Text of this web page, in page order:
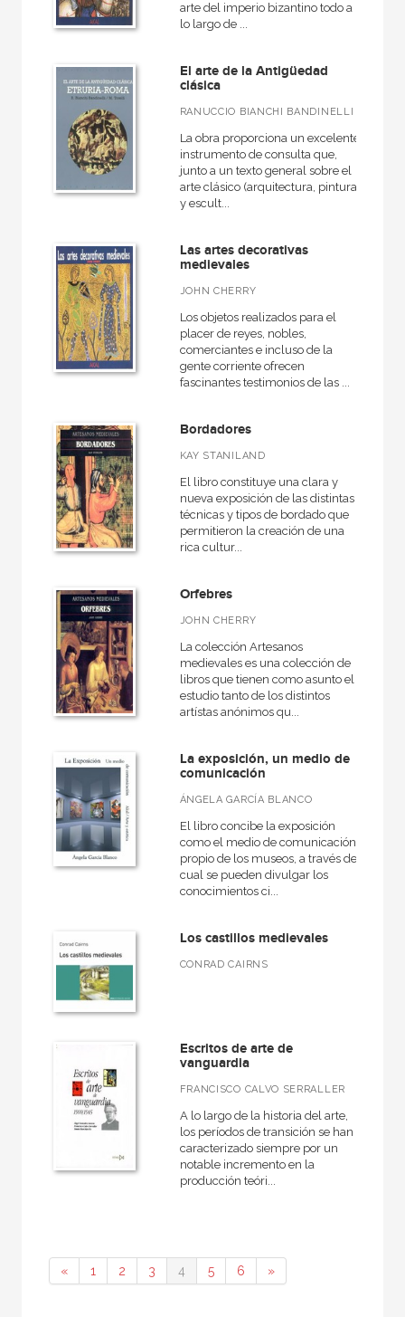
arte del imperio bizantino todo a
lo largo de ...
El arte de la Antigüedad
clásica
RANUCCIO BIANCHI BANDINELLI
La obra proporciona un excelente
instrumento de consulta que,
junto a un texto general sobre el
arte clásico (arquitectura, pintura
y escult...
Las artes decorativas
medievales
JOHN CHERRY
Los objetos realizados para el
placer de reyes, nobles,
comerciantes e incluso de la
gente corriente ofrecen
fascinantes testimonios de las ...
Bordadores
KAY STANILAND
El libro constituye una clara y
nueva exposición de las distintas
técnicas y tipos de bordado que
permitieron la creación de una
rica cultur...
Orfebres
JOHN CHERRY
La colección Artesanos
medievales es una colección de
libros que tienen como asunto el
estudio tanto de los distintos
artístas anónimos qu...
La exposición, un medio de
comunicación
ÁNGELA GARCÍA BLANCO
El libro concibe la exposición
como el medio de comunicación
propio de los museos, a través del
cual se pueden divulgar los
conocimientos ci...
Los castillos medievales
CONRAD CAIRNS
Escritos de arte de
vanguardia
FRANCISCO CALVO SERRALLER
A lo largo de la historia del arte,
los períodos de transición se han
caracterizado siempre por un
notable incremento en la
producción teóri...
« 1 2 3 4 5 6 »